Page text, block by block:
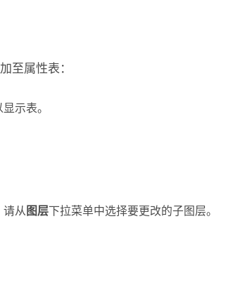
至属性表：
示表。
请从 图层下拉菜单中选择要更改的子图层。